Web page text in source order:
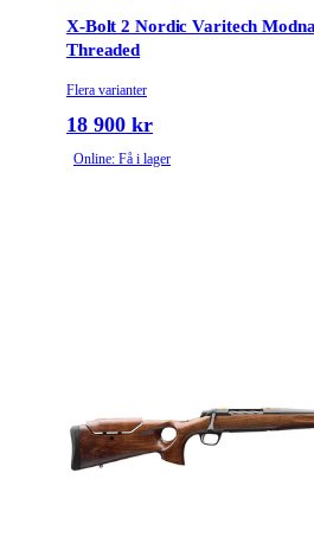
X-Bolt 2 Nordic Varitech
Threaded
Flera varianter
18 900 kr
Online: Få i lager